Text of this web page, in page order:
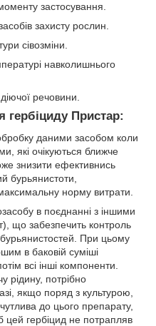
застосування.
захисту рослин.
сівозміни.
навколишнього
речовини.
гербіциду Пристар:
даними засобом коли
які очікуються ближче
знизити ефективнись
бурьянистоти,
норму витрати.
в поєднанні з іншими
що забезпечить контроль
При цьому
в баковій суміші
всі інші компоненти.
рідину, потрібно
якщо поряд з культурою,
до цього препарату,
цей гербіцид не потрапляв